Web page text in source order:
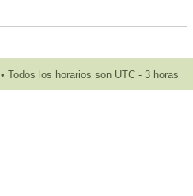
• Todos los horarios son UTC - 3 horas